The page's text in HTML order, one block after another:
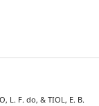
L. F. do, & TIOL, E. B.